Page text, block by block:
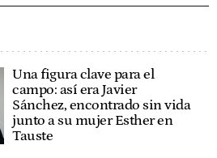
Una figura clave para el
campo: así era Javier
Sánchez, encontrado sin vida
junto a su mujer Esther en
Tauste